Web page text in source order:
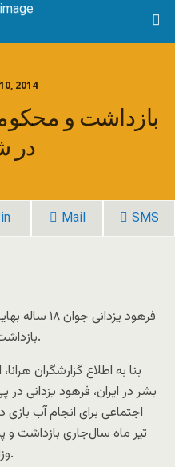
2014
بازداشت و
در
Mail SMS
فرهود
بازداشت و به یک سال زندان محکوم شده.
بنا به اطلاع گزارشگران
بشر در ایران، فرهود یزدانی
تیر ماه سال‌جاری بازداشت
وزارت اطلاعات (پلاک ۱۰۰) منتقل شد.